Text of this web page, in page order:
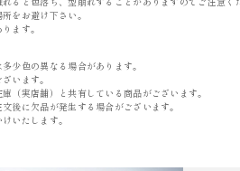
ると色落ち、型崩れすることがありますのでご注意く
をお避け下さい。
ます。
少色の異なる場合があります。
います。
（実店舗）と共有している商品がございます。
後に欠品が発生する場合がございます。
いたします。